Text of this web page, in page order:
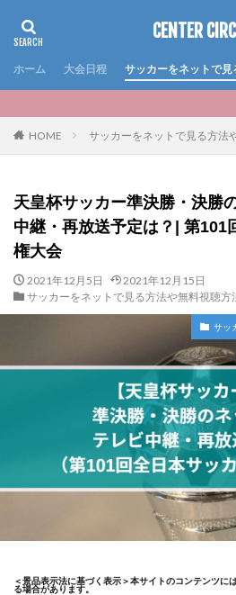
CENTER
ホーム 大会日程 サッカーをネットで
HOME サッカーをネットで見る方法
天皇杯サッカー準決勝・決勝
中継・再放送予定は？| 第101
権大会
2021年12月5日
2021年12月15日
サッカーをネットで見る方法や無料視聴方
サッ
＜景品表示法に基づく表示＞本サイトのコンテンツに
る場合があります。